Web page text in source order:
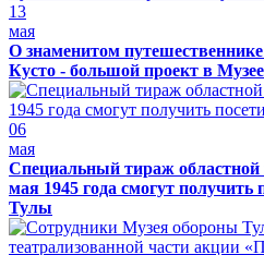
13
мая
О знаменитом
Кусто - большой проект в
06
мая
Специальный тираж областной
мая 1945 года смогут
Тулы